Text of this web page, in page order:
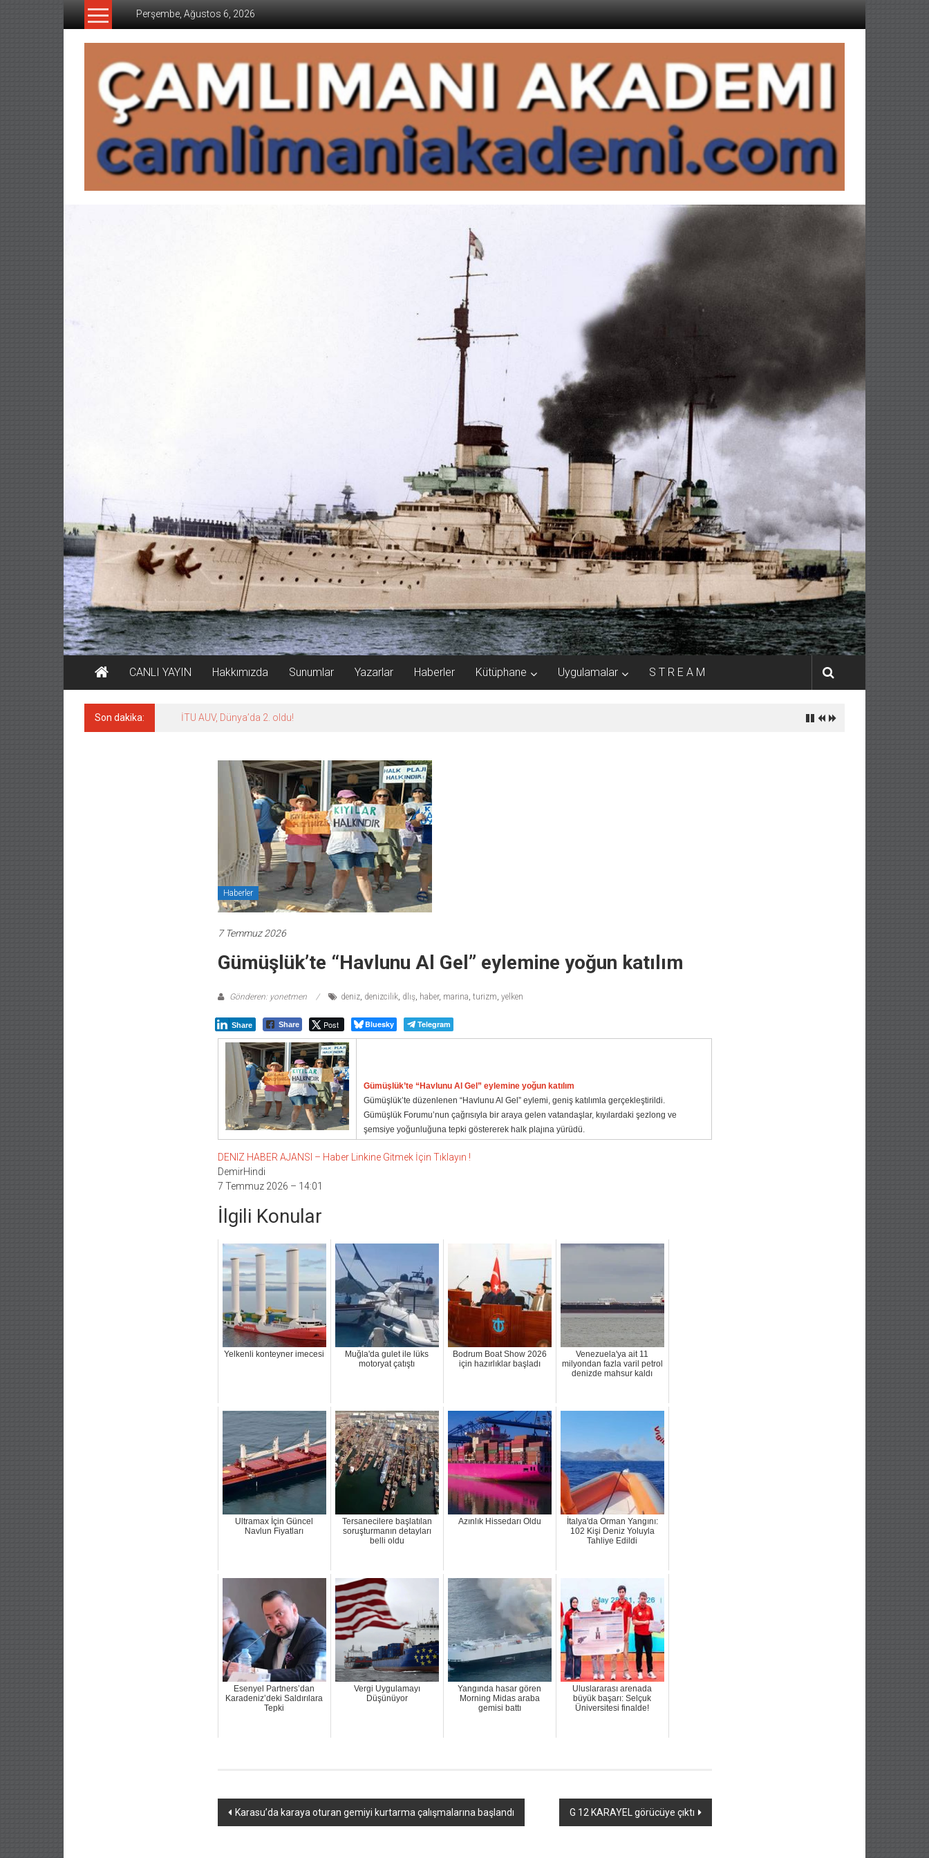
İçeriğe
Perşembe, Ağustos 6, 2026
CAMLIMANI
AKADEMI
CANLI YAYIN Hakkımızda Sunumlar Yazarlar Haberler Kütüphane Uygulamalar S T R E A M
Son dakika: LNG taşımacılığında maliyetler katlandı
Haberler
7 Temmuz 2026
Gümüşlük’te “Havlunu Al Gel” eylemine yoğun katılım
Gönderen: yonetmen deniz, denizcilik, dlış, haber, marina, turizm, yelken
Share Share Post Bluesky Telegram
Gümüşlük’te “Havlunu Al Gel” eylemine yoğun katılım
Gümüşlük’te düzenlenen “Havlunu Al Gel” eylemi, geniş katılımla gerçekleştirildi.
Gümüşlük Forumu’nun çağrısıyla bir araya gelen vatandaşlar, kıyılardaki şezlong ve
şemsiye yoğunluğuna tepki göstererek halk plajına yürüdü.
DENIZ HABER AJANSI – Haber Linkine Gitmek İçin Tıklayın !
DemirHindi
7 Temmuz 2026 – 14:01
İlgili Konular
Yelkenli konteyner imecesi
Muğla'da gulet ile lüks
motoryat çatıştı
Bodrum Boat Show 2026
için hazırlıklar başladı
Venezuela'ya ait 11
milyondan fazla varil petrol
denizde mahsur kaldı
Ultramax İçin Güncel
Navlun Fiyatları
Tersanecilere başlatılan
soruşturmanın detayları
belli oldu
Azınlık Hissedarı Oldu
İtalya'da Orman Yangını:
102 Kişi Deniz Yoluyla
Tahliye Edildi
Esenyel Partners’dan
Karadeniz’deki Saldırılara
Tepki
Vergi Uygulamayı
Düşünüyor
Yangında hasar gören
Morning Midas araba
gemisi battı
Uluslararası arenada
büyük başarı: Selçuk
Üniversitesi finalde!
Yazı
Karasu’da karaya oturan gemiyi kurtarma çalışmalarına başlandı G 12 KARAYEL görücüye çıktı